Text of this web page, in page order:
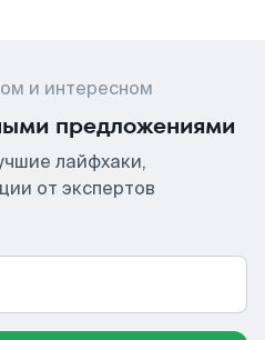
и интересном
предложениями
лайфхаки,
от экспертов